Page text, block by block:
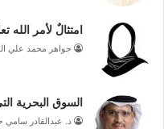
امتثالٌ لأمر الله
جواهر محمد علي
السوق البحرية
د. عبدالقادر سامي